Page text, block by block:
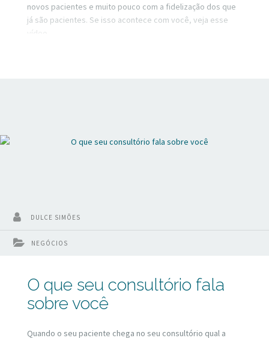
novos pacientes e muito pouco com a fidelização dos que
já são pacientes. Se isso acontece com você, veja esse
vídeo.
NEGÓCIOS
DULCE SIMÕES
O que seu consultório fala
sobre você
Quando o seu paciente chega no seu consultório qual a